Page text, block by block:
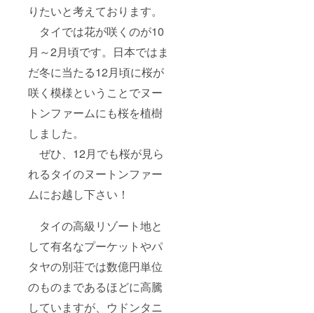
りたいと考えております。
タイでは花が咲くのが10
月～2月頃です。日本ではま
だ冬に当たる12月頃に桜が
咲く模様ということでヌー
トンファームにも桜を植樹
しました。
ぜひ、12月でも桜が見ら
れるタイのヌートンファー
ムにお越し下さい！
タイの高級リゾート地と
して有名なプーケットやパ
タヤの別荘では数億円単位
のものまであるほどに高騰
していますが、ウドンタニ